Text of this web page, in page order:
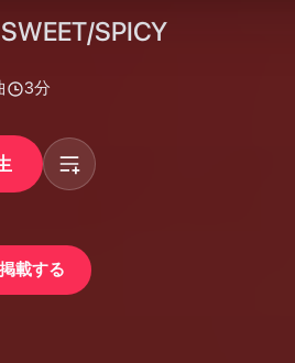
SPICY
3分
載する